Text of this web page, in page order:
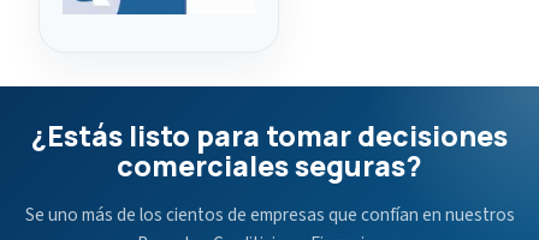
¿Estás listo para tomar decisiones
comerciales seguras?
Se uno más de los cientos de empresas que confían en nuestros